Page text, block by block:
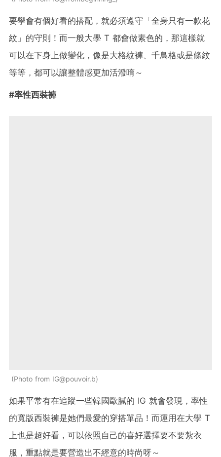
要學會有個好看的搭配，就必須遵守「全身只有一款花
紋」的守則！而一般大學 T 都會做素色的，那這樣就
可以在下身上做變化，像是大格紋褲、千鳥格或是條紋
等等，都可以讓整體感更加活潑唷～
#率性西裝褲
Photo from IG@pouvoir.b
如果平常有在追蹤一些韓國歐膩的 IG 就會發現，率性
的寬版西裝褲是她們最愛的穿搭單品！而運用在大學 T
上也是超好看，可以依照自己的喜好選擇要不要紮衣
服，重點就是要營造出不經意的時尚呀～